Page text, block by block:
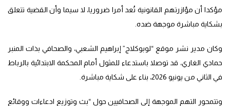
مؤكدا أن مؤازرتهم القانونية تُعد أمرا ضروريا، لا سيما وأن القضية تتعلق
بشكاية مباشرة موجهة ضده.
وكان مدير نشر موقع “لوبوكلاج” إبراهيم الشعبي، والصحافي بذات المنبر
حمادي الغاري، قد توصلا باستدعاء للمثول أمام المحكمة الابتدائية بالرباط
في الثاني من يونيو 2026، بناء على شكاية مباشرة.
وتتمحور التهم الموجهة إلى الصحافيين حول “بث وتوزيع ادعاءات ووقائع